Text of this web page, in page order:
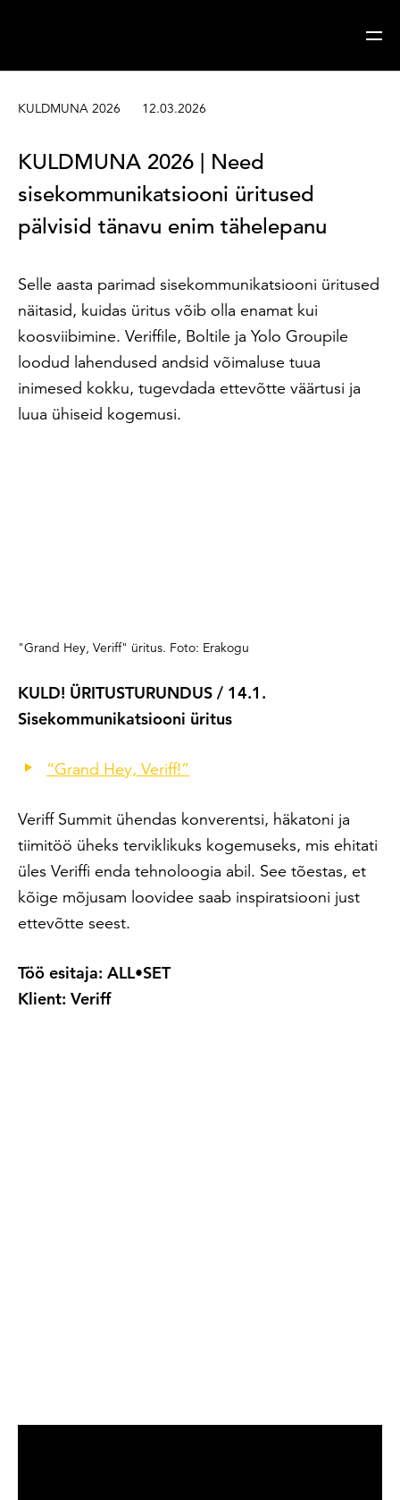
KULDMUNA 2026 12.03.2026
KULDMUNA 2026 | Need
sisekommunikatsiooni üritused
pälvisid tänavu enim tähelepanu
Selle aasta parimad sisekommunikatsiooni üritused
näitasid, kuidas üritus võib olla enamat kui
koosviibimine. Veriffile, Boltile ja Yolo Groupile
loodud lahendused andsid võimaluse tuua
inimesed kokku, tugevdada ettevõtte väärtusi ja
luua ühiseid kogemusi.
"Grand Hey, Veriff" üritus. Foto: Erakogu
KULD! ÜRITUSTURUNDUS / 14.1.
Sisekommunikatsiooni üritus
“Grand Hey, Veriff!”
Veriff Summit ühendas konverentsi, häkatoni ja
tiimitöö üheks terviklikuks kogemuseks, mis ehitati
üles Veriffi enda tehnoloogia abil. See tõestas, et
kõige mõjusam loovidee saab inspiratsiooni just
ettevõtte seest.
Töö esitaja: ALL•SET
Klient: Veriff